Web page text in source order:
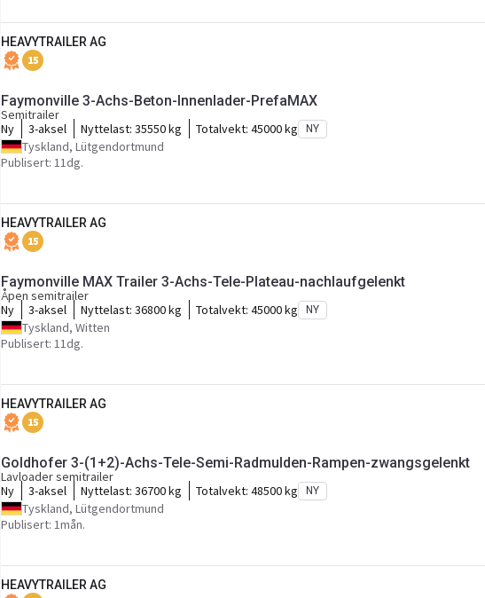
HEAVYTRAILER AG
15
Faymonville 3-Achs-Beton-Innenlader-PrefaMAX
Semitrailer
Ny
3-aksel Nyttelast: 35550 kg Totalvekt: 45000 kg NY
Tyskland, Lütgendortmund
Publisert: 11dg.
HEAVYTRAILER AG
15
Faymonville MAX Trailer 3-Achs-Tele-Plateau-nachlaufgelenkt
Åpen semitrailer
Ny
3-aksel Nyttelast: 36800 kg Totalvekt: 45000 kg NY
Tyskland, Witten
Publisert: 11dg.
HEAVYTRAILER AG
15
Goldhofer 3-(1+2)-Achs-Tele-Semi-Radmulden-Rampen-zwangsgelenkt
Lavloader semitrailer
Ny
3-aksel Nyttelast: 36700 kg Totalvekt: 48500 kg NY
Tyskland, Lütgendortmund
Publisert: 1mån.
HEAVYTRAILER AG